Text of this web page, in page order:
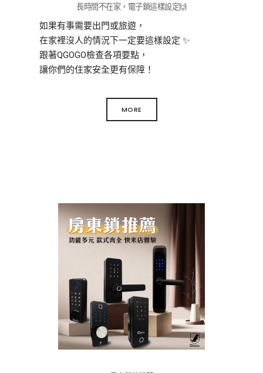
長時間不在家，電子鎖這樣設定🙌
如果有事需要出門或旅遊，
在家裡沒人的情況下一定要這樣設定 ✨
跟著QGOGO檢查各項要點，
讓你們的住家安全更有保障！
MORE